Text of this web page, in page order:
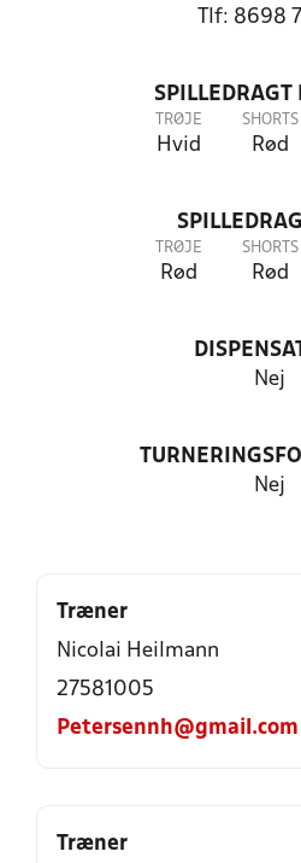
Tlf: 8698
SPILLEDRAGT
TRØJE
Hvid
SHORTS
Rød
TRØJE
Rød
SHORTS
Rød
Nej
Nej
Træner
Nicolai Heilmann
27581005
Petersennh@gmail.com
Træner